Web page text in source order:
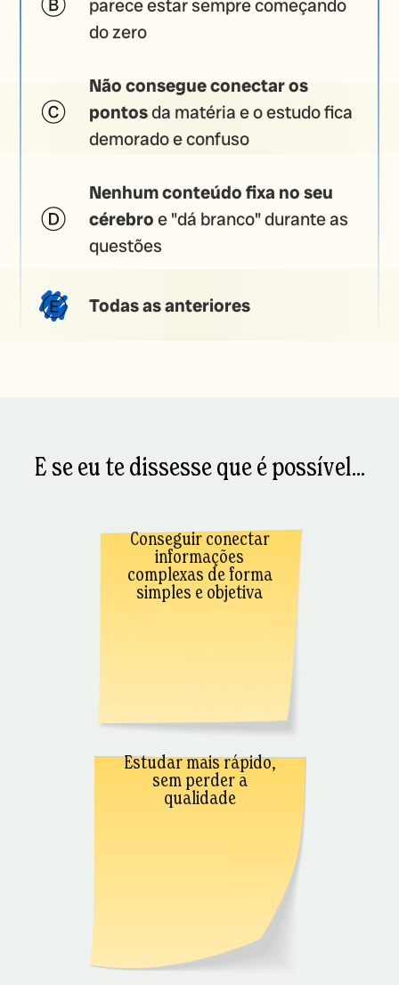
parece estar sempre começando
do zero
Não consegue conectar os
pontosda matéria e o estudo fica
demorado e confuso
Nenhum conteúdo fixa no seu
cérebroe "dá branco" durante as
questões
Todas as anteriores
E se eu te dissesse que é possível...
Conseguir conectar
informações
complexas de forma
simples e objetiva
Estudar mais rápido,
sem perder a
qualidade